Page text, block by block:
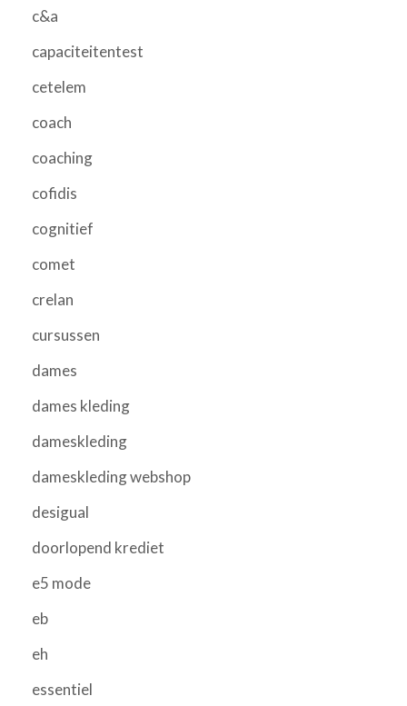
c&a
capaciteitentest
cetelem
coach
coaching
cofidis
cognitief
comet
crelan
cursussen
dames
dames kleding
dameskleding
dameskleding webshop
desigual
doorlopend krediet
e5 mode
eb
eh
essentiel